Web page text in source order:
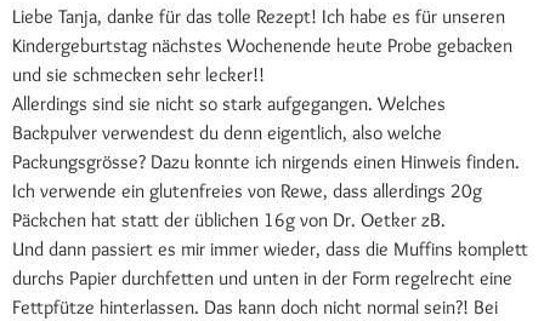
Liebe Tanja, danke für das tolle Rezept! Ich habe es für unseren
Kindergeburtstag nächstes Wochenende heute Probe gebacken
und sie schmecken sehr lecker!!
Allerdings sind sie nicht so stark aufgegangen. Welches
Backpulver verwendest du denn eigentlich, also welche
Packungsgrösse? Dazu konnte ich nirgends einen Hinweis finden.
Ich verwende ein glutenfreies von Rewe, dass allerdings 20g
Päckchen hat statt der üblichen 16g von Dr. Oetker zB.
Und dann passiert es mir immer wieder, dass die Muffins komplett
durchs Papier durchfetten und unten in der Form regelrecht eine
Fettpfütze hinterlassen. Das kann doch nicht normal sein?! Bei